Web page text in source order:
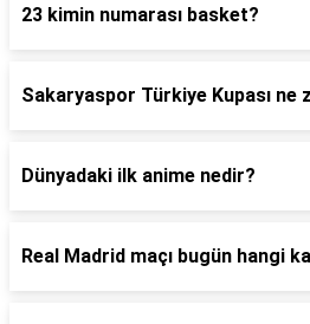
23 kimin numarası basket?
Sakaryaspor Türkiye Kupası ne
Dünyadaki ilk anime nedir?
Real Madrid maçı bugün hangi